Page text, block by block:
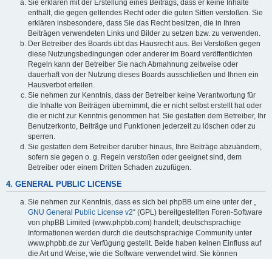
Sie erklären mit der Erstellung eines Beitrags, dass er keine Inhalte
enthält, die gegen geltendes Recht oder die guten Sitten verstoßen. Sie
erklären insbesondere, dass Sie das Recht besitzen, die in Ihren
Beiträgen verwendeten Links und Bilder zu setzen bzw. zu verwenden.
Der Betreiber des Boards übt das Hausrecht aus. Bei Verstößen gegen
diese Nutzungsbedingungen oder anderer im Board veröffentlichten
Regeln kann der Betreiber Sie nach Abmahnung zeitweise oder
dauerhaft von der Nutzung dieses Boards ausschließen und Ihnen ein
Hausverbot erteilen.
Sie nehmen zur Kenntnis, dass der Betreiber keine Verantwortung für
die Inhalte von Beiträgen übernimmt, die er nicht selbst erstellt hat oder
die er nicht zur Kenntnis genommen hat. Sie gestatten dem Betreiber, Ihr
Benutzerkonto, Beiträge und Funktionen jederzeit zu löschen oder zu
sperren.
Sie gestatten dem Betreiber darüber hinaus, Ihre Beiträge abzuändern,
sofern sie gegen o. g. Regeln verstoßen oder geeignet sind, dem
Betreiber oder einem Dritten Schaden zuzufügen.
4. GENERAL PUBLIC LICENSE
Sie nehmen zur Kenntnis, dass es sich bei phpBB um eine unter der „
GNU General Public License v2“ (GPL) bereitgestellten Foren-Software
von phpBB Limited (www.phpbb.com) handelt; deutschsprachige
Informationen werden durch die deutschsprachige Community unter
www.phpbb.de zur Verfügung gestellt. Beide haben keinen Einfluss auf
die Art und Weise, wie die Software verwendet wird. Sie können